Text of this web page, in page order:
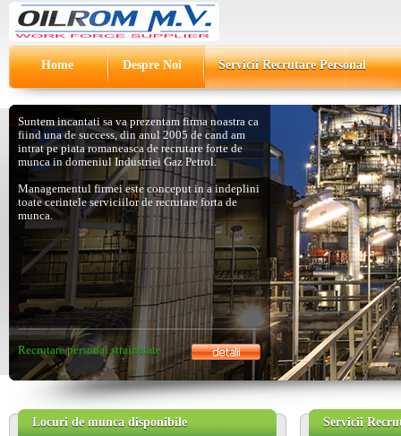
Home Despre Noi Servicii Recrutare Personal
Suntem incantati sa va prezentam firma noastra ca
fiind una de success, din anul 2005 de cand am
intrat pe piata romaneasca de recrutare forte de
munca in domeniul Industriei Gaz Petrol.
Managementul firmei este conceput in a indeplini
toate cerintele serviciilor de recrutare forta de
munca.
Recrutare personal strainatate
Locuri de munca disponibile Servicii